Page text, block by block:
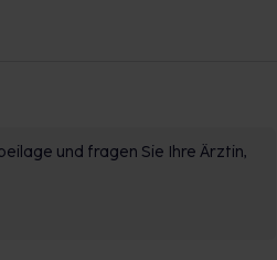
und fragen Sie Ihre Ärztin,